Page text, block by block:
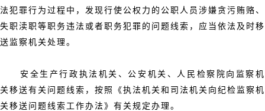
法犯罪行为过程中，发现行使公权力的公职人员涉嫌贪污贿赂、
失职渎职等职务违法或者职务犯罪的问题线索，应当依法及时移
送监察机关处理。
安全生产行政执法机关、公安机关、人民检察院向监察机
关移送有关问题线索，按照《执法机关和司法机关向纪检监察机
关移送问题线索工作办法》有关规定办理。